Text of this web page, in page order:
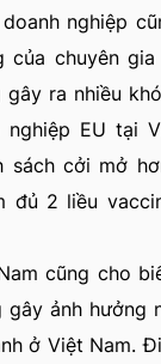
nghiệp
của chuyên
gây ra nhiều
nghiệp EU tại
sách cởi mở
đủ 2 liều
cũng cho
ảnh hưởng
ở Việt Nam.